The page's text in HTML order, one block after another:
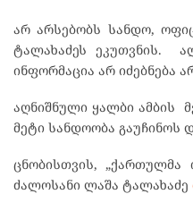
არ არსებობს სანდო,
ტალახაძეს ეკუთვნის.
ინფორმაცია არ იძებნება
აღნიშნული ყალბი ამბის
მეტი სანდოობა გაუჩინოს
ცნობისთვის, „ქართულმა
ძალოსანი ლაშა ტალახაძე